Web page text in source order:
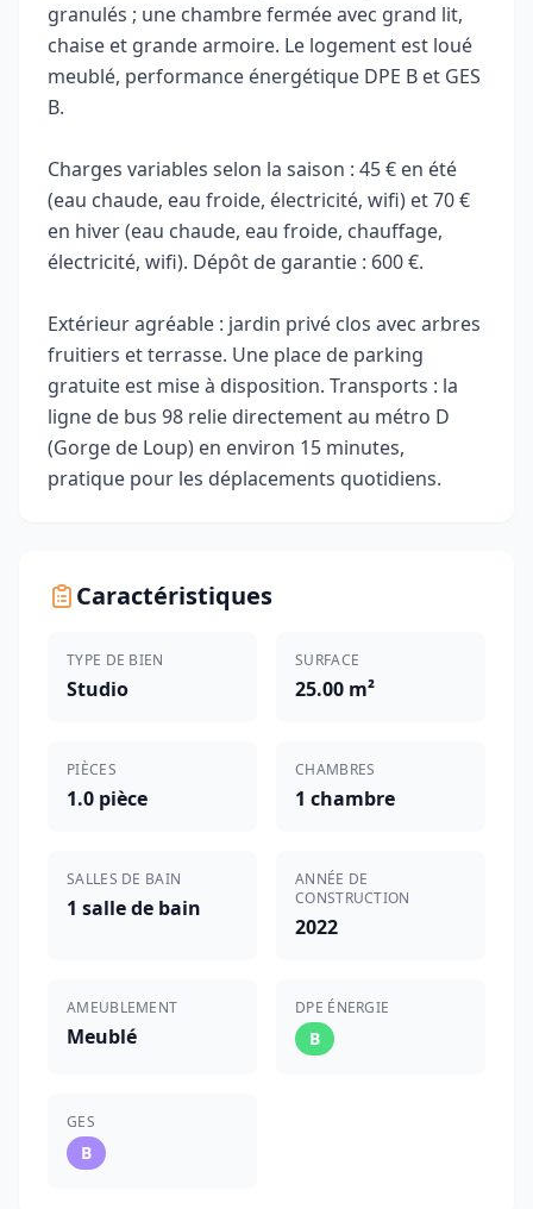
granulés ; une chambre fermée avec grand lit,
chaise et grande armoire. Le logement est loué
meublé, performance énergétique DPE B et GES
B.
Charges variables selon la saison : 45 € en été
(eau chaude, eau froide, électricité, wifi) et 70 €
en hiver (eau chaude, eau froide, chauffage,
électricité, wifi). Dépôt de garantie : 600 €.
Extérieur agréable : jardin privé clos avec arbres
fruitiers et terrasse. Une place de parking
gratuite est mise à disposition. Transports : la
ligne de bus 98 relie directement au métro D
(Gorge de Loup) en environ 15 minutes,
pratique pour les déplacements quotidiens.
Caractéristiques
TYPE DE BIEN
Studio
SURFACE
25.00 m²
PIÈCES
1.0 pièce
CHAMBRES
1 chambre
SALLES DE BAIN
1 salle de bain
ANNÉE DE
CONSTRUCTION
2022
AMEUBLEMENT
Meublé
DPE ÉNERGIE
B
GES
B